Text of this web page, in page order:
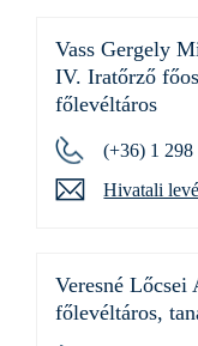
Vass Gergely
IV. Iratőrző
főlevéltáros
(+36) 1 298
Hivatali
Veresné Lőcsei
főlevéltáros,